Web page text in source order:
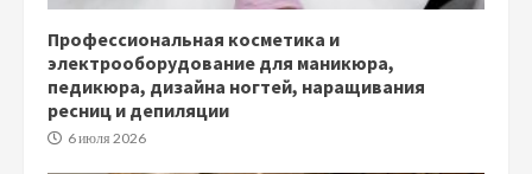
Профессиональная косметика и
электрооборудование для маникюра,
педикюра, дизайна ногтей, наращивания
ресниц и депиляции
6 июля 2026